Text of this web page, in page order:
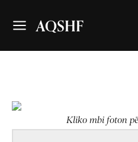
AQSHF
Kliko mbi foton